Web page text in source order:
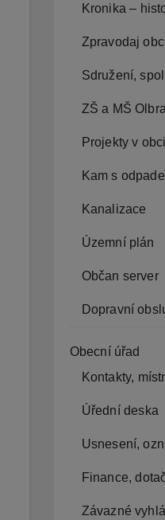
Kronika –
Zpravodaj
Sdružení,
ZŠ a MŠ
Projekty v
Kam s
Kanalizace
Územní plán
Občan server
Dopravní
Obecní úřad
Kontakty,
Úřední deska
Usnesení,
Finance,
Závazné